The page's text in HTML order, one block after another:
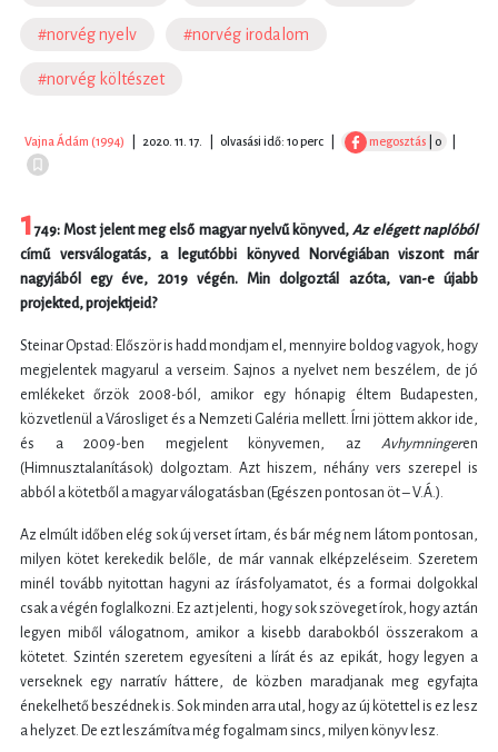
#norvég nyelv #norvég irodalom
#norvég költészet
Vajna Ádám (1994) 2020. 11. 17. olvasási idő: 10 perc megosztás | 0
1749: Most jelent meg első magyar nyelvű könyved,Az elégett naplóból
című versválogatás, a legutóbbi könyved Norvégiában viszont már
nagyjából egy éve, 2019 végén. Min dolgoztál azóta, van-e újabb
projekted, projektjeid?
Steinar Opstad: Először is hadd mondjam el, mennyire boldog vagyok, hogy
megjelentek magyarul a verseim. Sajnos a nyelvet nem beszélem, de jó
emlékeket őrzök 2008-ból, amikor egy hónapig éltem Budapesten,
közvetlenül a Városliget és a Nemzeti Galéria mellett. Írni jöttem akkor ide,
és a 2009-ben megjelent könyvemen, az Avhymningeren
(Himnusztalanítások) dolgoztam. Azt hiszem, néhány vers szerepel is
abból a kötetből a magyar válogatásban (Egészen pontosan öt – V.Á.).
Az elmúlt időben elég sok új verset írtam, és bár még nem látom pontosan,
milyen kötet kerekedik belőle, de már vannak elképzeléseim. Szeretem
minél tovább nyitottan hagyni az írásfolyamatot, és a formai dolgokkal
csak a végén foglalkozni. Ez azt jelenti, hogy sok szöveget írok, hogy aztán
legyen miből válogatnom, amikor a kisebb darabokból összerakom a
kötetet. Szintén szeretem egyesíteni a lírát és az epikát, hogy legyen a
verseknek egy narratív háttere, de közben maradjanak meg egyfajta
énekelhető beszédnek is. Sok minden arra utal, hogy az új kötettel is ez lesz
a helyzet. De ezt leszámítva még fogalmam sincs, milyen könyv lesz.